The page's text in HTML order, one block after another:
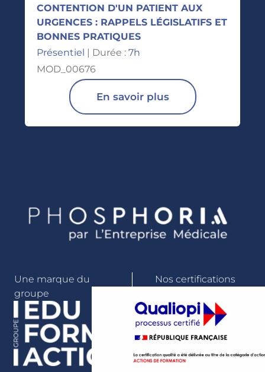
CONTENTION D'UN PATIENT AUX
URGENCES : RAPPELS LÉGISLATIFS ET
BONNES PRATIQUES
Présentiel
| Durée : 7h
MOD_00676
En savoir plus
Une marque du
groupe
Nos certifications